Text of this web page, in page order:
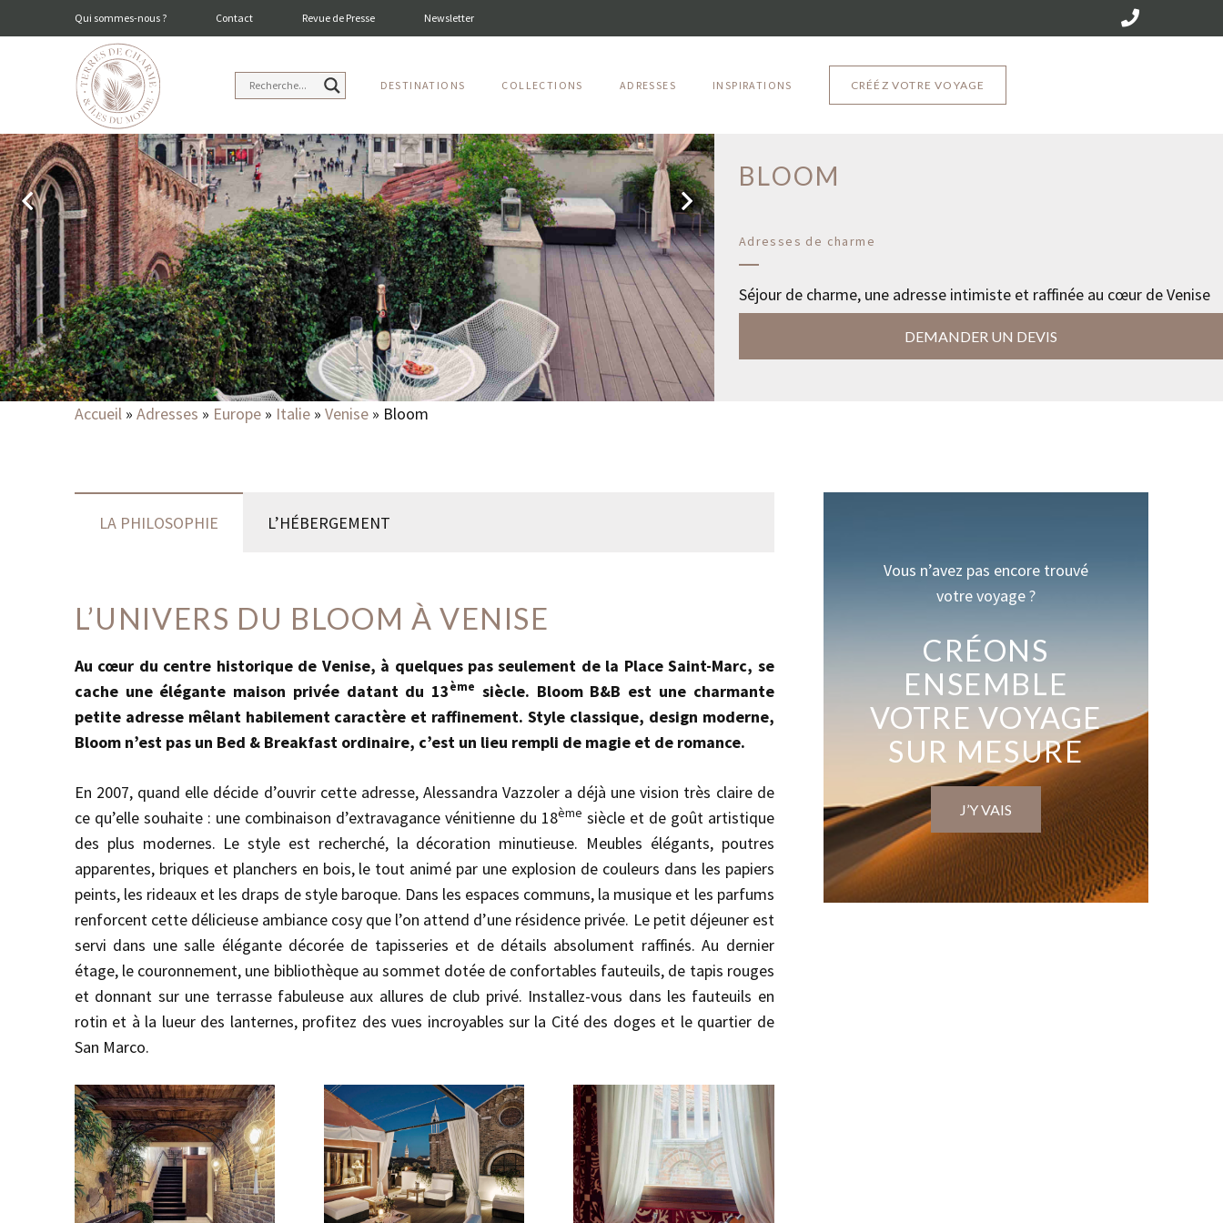
Qui sommes-nous ? Contact Revue de Presse Newsletter
DESTINATIONS COLLECTIONS ADRESSES INSPIRATIONS CRÉÉZ VOTRE VOYAGE
BLOOM
Adresses de charme
Séjour de charme, une adresse intimiste et raffinée au cœur de Venise
DEMANDER UN DEVIS
Accueil » Adresses » Europe » Italie » Venise » Bloom
LA PHILOSOPHIE L’HÉBERGEMENT
L’UNIVERS DU BLOOM À VENISE
Au cœur du centre historique de Venise, à quelques pas seulement de la Place Saint-Marc, se
cache une élégante maison privée datant du 13ème siècle. Bloom B&B est une charmante
petite adresse mêlant habilement caractère et raffinement. Style classique, design moderne,
Bloom n’est pas un Bed & Breakfast ordinaire, c’est un lieu rempli de magie et de romance.
En 2007, quand elle décide d’ouvrir cette adresse, Alessandra Vazzoler a déjà une vision très claire de
ce qu’elle souhaite : une combinaison d’extravagance vénitienne du 18ème siècle et de goût artistique
des plus modernes. Le style est recherché, la décoration minutieuse. Meubles élégants, poutres
apparentes, briques et planchers en bois, le tout animé par une explosion de couleurs dans les papiers
peints, les rideaux et les draps de style baroque. Dans les espaces communs, la musique et les parfums
renforcent cette délicieuse ambiance cosy que l’on attend d’une résidence privée. Le petit déjeuner est
servi dans une salle élégante décorée de tapisseries et de détails absolument raffinés. Au dernier
étage, le couronnement, une bibliothèque au sommet dotée de confortables fauteuils, de tapis rouges
et donnant sur une terrasse fabuleuse aux allures de club privé. Installez-vous dans les fauteuils en
rotin et à la lueur des lanternes, profitez des vues incroyables sur la Cité des doges et le quartier de
San Marco.
Vous n’avez pas encore trouvé
votre voyage ?
CRÉONS
ENSEMBLE
VOTRE VOYAGE
SUR MESURE
J’Y VAIS